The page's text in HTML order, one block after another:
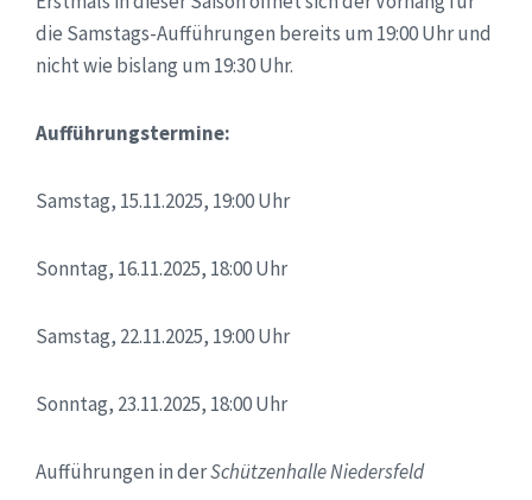
die Samstags-Aufführungen bereits um 19:00 Uhr und
nicht wie bislang um 19:30 Uhr.
Aufführungstermine:
Samstag, 15.11.2025, 19:00 Uhr
Sonntag, 16.11.2025, 18:00 Uhr
Samstag, 22.11.2025, 19:00 Uhr
Sonntag, 23.11.2025, 18:00 Uhr
Aufführungen in derSchützenhalle Niedersfeld